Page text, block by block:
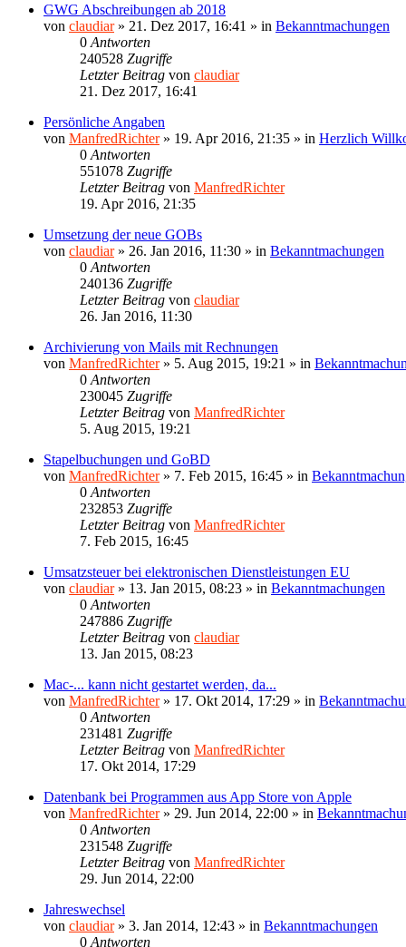
GWG Abschreibungen ab 2018
von claudiar» 21. Dez 2017, 16:41 » in Bekanntmachungen
0 Antworten
240528 Zugriffe
Letzter Beitrag von claudiar
21. Dez 2017, 16:41
Persönliche Angaben
von ManfredRichter» 19. Apr 2016, 21:35 » in Herzlich
0 Antworten
551078 Zugriffe
Letzter Beitrag von ManfredRichter
19. Apr 2016, 21:35
Umsetzung der neue GOBs
von claudiar» 26. Jan 2016, 11:30 » in Bekanntmachungen
0 Antworten
240136 Zugriffe
Letzter Beitrag von claudiar
26. Jan 2016, 11:30
Archivierung von Mails mit Rechnungen
von ManfredRichter» 5. Aug 2015, 19:21 » in
0 Antworten
230045 Zugriffe
Letzter Beitrag von ManfredRichter
5. Aug 2015, 19:21
Stapelbuchungen und GoBD
von ManfredRichter» 7. Feb 2015, 16:45 » in
0 Antworten
232853 Zugriffe
Letzter Beitrag von ManfredRichter
7. Feb 2015, 16:45
Umsatzsteuer bei elektronischen Dienstleistungen EU
von claudiar» 13. Jan 2015, 08:23 » in Bekanntmachungen
0 Antworten
247886 Zugriffe
Letzter Beitrag von claudiar
13. Jan 2015, 08:23
Mac-... kann nicht gestartet werden, da...
von ManfredRichter» 17. Okt 2014, 17:29 » in
0 Antworten
231481 Zugriffe
Letzter Beitrag von ManfredRichter
17. Okt 2014, 17:29
Datenbank bei Programmen aus App Store von Apple
von ManfredRichter» 29. Jun 2014, 22:00 » in
0 Antworten
231548 Zugriffe
Letzter Beitrag von ManfredRichter
29. Jun 2014, 22:00
Jahreswechsel
von claudiar» 3. Jan 2014, 12:43 » in Bekanntmachungen
0 Antworten